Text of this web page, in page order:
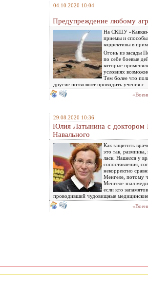
04.10.2020 10:04
Предупреждение любому
На СКШУ «Кавказ-
приемы и способы
коррективы в
Огонь из засады
по себе боевые
которые
условиях
Тем более что
другие позволяют проводить учения с...
29.08.2020 10:36
Юлия Латынина с доктором
Навального
Как защитить
это так,
ласк. Нашелся у
сопоставления,
некорректно
Менгеле, потому
Менгеле знал
если кто
проводивший чудовищные